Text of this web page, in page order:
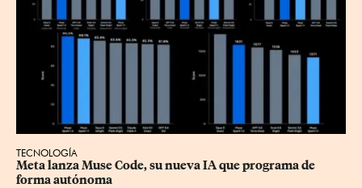
TECNOLOGÍA
Meta lanza Muse Code, su nueva IA que programa de
forma autónoma